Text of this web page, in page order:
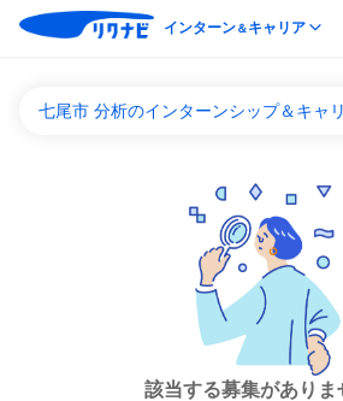
インターン＆キャリア
七尾市 分析のインターンシップ＆キャ
該当する募集がありま